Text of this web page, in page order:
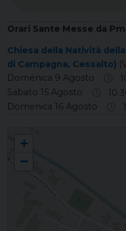
Orari Sante Messe da
Chiesa della Natività
di Campagna, Cessalto)
Domenica 9 Agosto
Sabato 15 Agosto
Domenica 16 Agosto
+
−